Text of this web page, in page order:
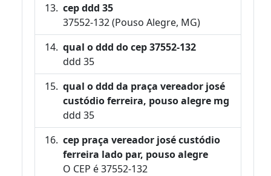
cep ddd 35
37552-132 (Pouso Alegre, MG)
qual o ddd do cep 37552-132
ddd 35
qual o ddd da praça vereador josé
custódio ferreira, pouso alegre mg
ddd 35
cep praça vereador josé custódio
ferreira lado par, pouso alegre
O CEP é 37552-132